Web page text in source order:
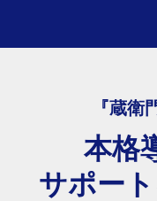
『蔵衛
本格
サポー